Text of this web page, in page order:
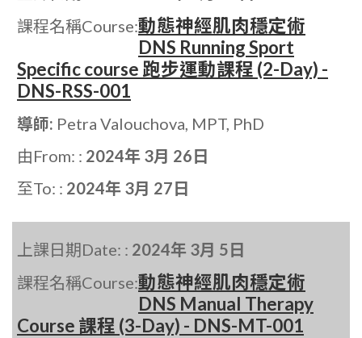
課程名稱Course:動態神經肌肉穩定術
DNS Running Sport
Specific course 跑步運動課程 (2-Day) -
DNS-RSS-001
導師: Petra Valouchova, MPT, PhD
由From: : 2024年 3月 26日
至To: : 2024年 3月 27日
上課日期Date: : 2024年 3月 5日
課程名稱Course:動態神經肌肉穩定術
DNS Manual Therapy
Course 課程 (3-Day) - DNS-MT-001